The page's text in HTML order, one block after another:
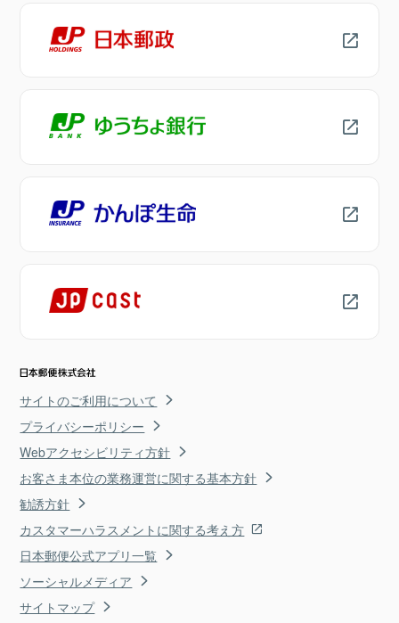
サイトのご利用について
プライバシーポリシー
Webアクセシビリティ方針
お客さま本位の業務運営に関する基本方針
勧誘方針
カスタマーハラスメントに関する考え方
日本郵便公式アプリ一覧
ソーシャルメディア
サイトマップ